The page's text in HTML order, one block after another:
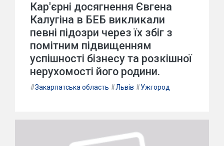
Кар'єрні досягнення Євгена
Калугіна в БЕБ викликали
певні підозри через їх збіг з
помітним підвищенням
успішності бізнесу та розкішної
нерухомості його родини.
#Закарпатська область #Львів #Ужгород